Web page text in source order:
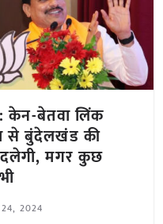
केन-बेतवा लिंक
से बुंदेलखंड की
मगर कुछ
2024